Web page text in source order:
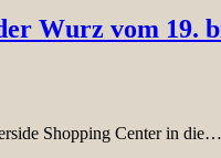
Wurz vom 19.
Shopping Center in die…